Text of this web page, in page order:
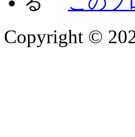
Copyright ©